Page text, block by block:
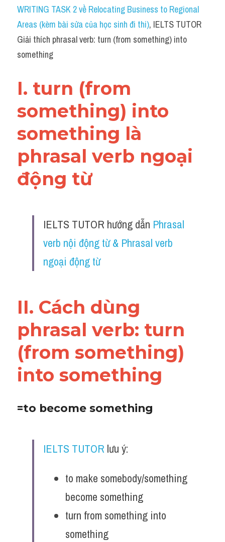
Idiom
Grammar
Collocation
Cách dùng từ
Phân biệt từ
Đề thi thật Task 2
Speaking
Writing
WRITING TASK 2 về Relocating Business to Regional
Areas (kèm bài sửa của học sinh đi thi), IELTS TUTOR
Giải thích phrasal verb: turn (from something) into
something
I. turn (from
something) into
something là
phrasal verb ngoại
động từ
IELTS TUTOR hướng dẫn Phrasal
verb nội động từ & Phrasal verb
ngoại động từ
II. Cách dùng
phrasal verb: turn
(from something)
into something
=to become something
IELTS TUTOR lưu ý:
to make somebody/something
become something
turn from something into
something